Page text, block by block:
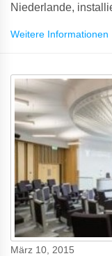
Niederlande,
Publikum und für
Weitere Informationen
März 10, 2015